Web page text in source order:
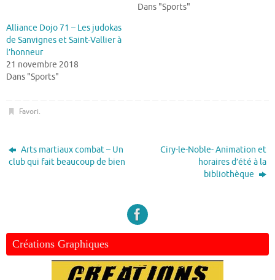
Dans "Sports"
Alliance Dojo 71 – Les judokas
de Sanvignes et Saint-Vallier à
l’honneur
21 novembre 2018
Dans "Sports"
Favori.
Arts martiaux combat – Un
club qui fait beaucoup de bien
Ciry-le-Noble- Animation et
horaires d’été à la
bibliothèque
Créations Graphiques